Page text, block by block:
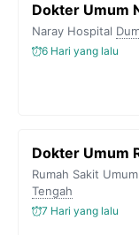
Dokter Umum
Naray Hospital
6 Hari yang lalu
Dokter Umum
Rumah Sakit
Tengah
7 Hari yang lalu